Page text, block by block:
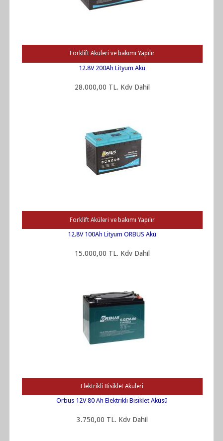
Forklift Aküleri ve bakımı Yapılır
12.8V 200Ah Lityum Akü
28.000,00 TL. Kdv Dahil
Forklift Aküleri ve bakımı Yapılır
12.8V 100Ah Lityum ORBUS Akü
15.000,00 TL. Kdv Dahil
Elektrikli Bisiklet Aküleri
Orbus 12V 80 Ah Elektrikli Bisiklet Aküsü
3.750,00 TL. Kdv Dahil